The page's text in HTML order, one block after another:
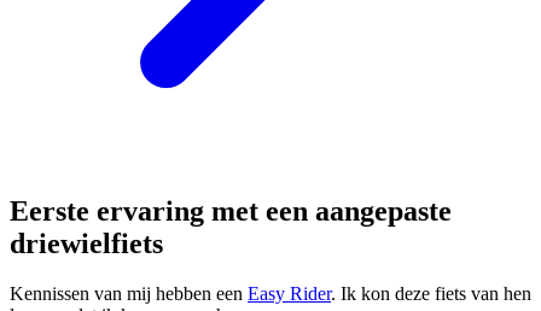
Eerste ervaring met een aangepaste
driewielfiets
Kennissen van mij hebben een Easy Rider. Ik kon deze fiets van hen